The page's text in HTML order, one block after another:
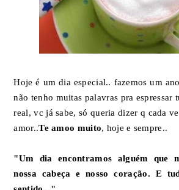
Hoje é um dia especial.. fazemos um
não tenho muitas palavras pra espressar
real, vc já sabe, só queria dizer q cada
amor..Te amoo muito, hoje e sempre..
"Um dia encontramos alguém que
nossa cabeça e nosso coração. E